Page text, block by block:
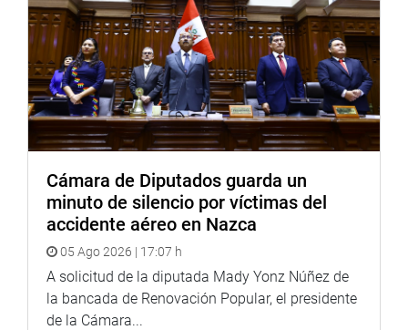
hay delitos específicos de corte militar policial que en
muchas ocasiones no son entendidos por la justicia
ordinaria.
Finalmente, los congresistas Ruth Luque Ibarra, Sigrid
Bazán Narro y Edgard Reymundo Mercado de la bancada
Bloque Democrático Popular; y Flor Pablo Medina (No
Agrupados) presentaron una reconsideración a la
segunda votación de esta propuesta legislativa, que
finalmente fue rechazada. Solo obtuvo 45 votos a favor,
58 en contra y 1 abstención
OFICINA DE COMUNICACIONES E IMAGEN
INSTITUCIONAL
Cámara de Diputados guarda un
minuto de silencio por víctimas del
accidente aéreo en Nazca
05 Ago 2026 | 17:07 h
A solicitud de la diputada Mady Yonz Núñez de
la bancada de Renovación Popular, el presidente
de la Cámara...